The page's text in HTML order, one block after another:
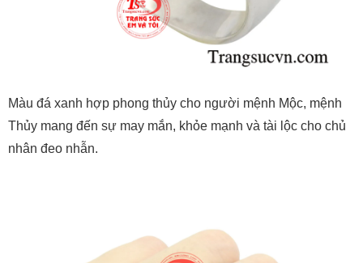
Màu đá xanh hợp phong thủy cho người mệnh Mộc, mệnh
Thủy mang đến sự may mắn, khỏe mạnh và tài lộc cho chủ
nhân đeo nhẫn.